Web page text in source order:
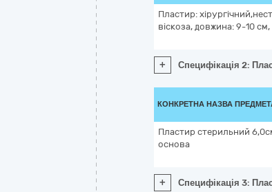
Пластир:
віскоза, довжина: 9-10
+ Специфікація 2:
КОНКРЕТНА НАЗВА
Пластир стерильний
основа
+ Специфікація 3: